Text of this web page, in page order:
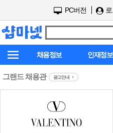
PC버전
채용정보 인재정보
그랜드 채용관 광고안내